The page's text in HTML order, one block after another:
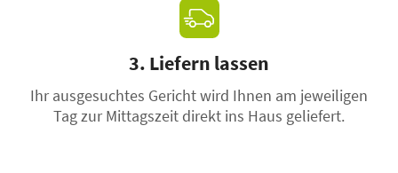
3. Liefern lassen
Ihr ausgesuchtes Gericht wird Ihnen am jeweiligen
Tag zur Mittagszeit direkt ins Haus geliefert.